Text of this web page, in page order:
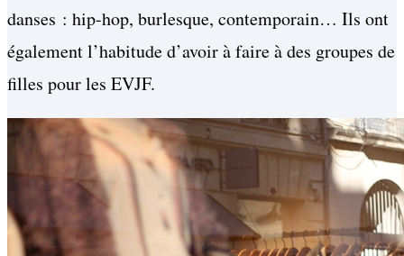
danses : hip-hop, burlesque, contemporain… Ils ont
également l’habitude d’avoir à faire à des groupes de
filles pour les EVJF.